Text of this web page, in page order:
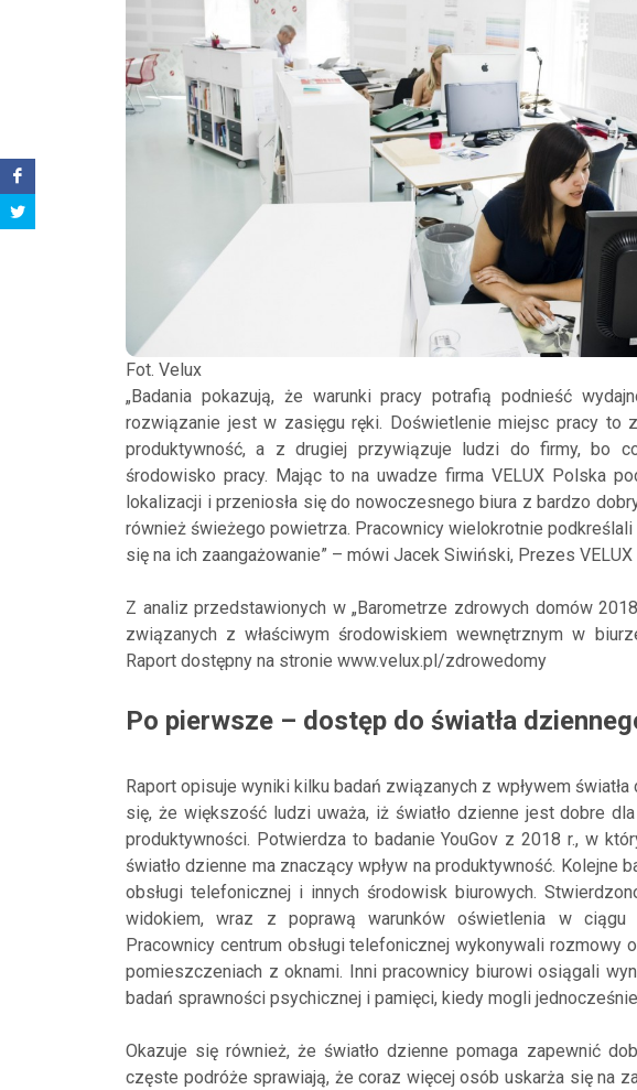
Fot. Velux
„Badania pokazują, że warunki pracy potrafią podnieść
rozwiązanie jest w zasięgu ręki. Doświetlenie miejsc pracy to
produktywność, a z drugiej przywiązuje ludzi do firmy, bo
środowisko pracy. Mając to na uwadze firma VELUX Polska
lokalizacji i przeniosła się do nowoczesnego biura z bardzo
również świeżego powietrza. Pracownicy wielokrotnie
się na ich zaangażowanie” – mówi Jacek Siwiński, Prezes VELUX
Z analiz przedstawionych w „Barometrze zdrowych domów
związanych z właściwym środowiskiem wewnętrznym w
Raport dostępny na stronie www.velux.pl/zdrowedomy
Po pierwsze – dostęp do światła
Raport opisuje wyniki kilku badań związanych z wpływem
się, że większość ludzi uważa, iż światło dzienne jest dobre
produktywności. Potwierdza to badanie YouGov z 2018 r., w
światło dzienne ma znaczący wpływ na produktywność. Kolejne
obsługi telefonicznej i innych środowisk biurowych.
widokiem, wraz z poprawą warunków oświetlenia w ciągu
Pracownicy centrum obsługi telefonicznej wykonywali rozmowy
pomieszczeniach z oknami. Inni pracownicy biurowi osiągali
badań sprawności psychicznej i pamięci, kiedy mogli
Okazuje się również, że światło dzienne pomaga zapewnić
częste podróże sprawiają, że coraz więcej osób uskarża się na